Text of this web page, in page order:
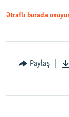
Ətraflı burada
Paylaş